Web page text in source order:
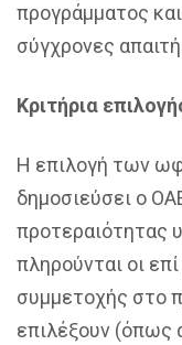
προγράμματος
σύγχρονες
Κριτήρια
Η επιλογή των
δημοσιεύσει ο
προτεραιότητας
πληρούνται οι
συμμετοχής στο
επιλέξουν (όπως